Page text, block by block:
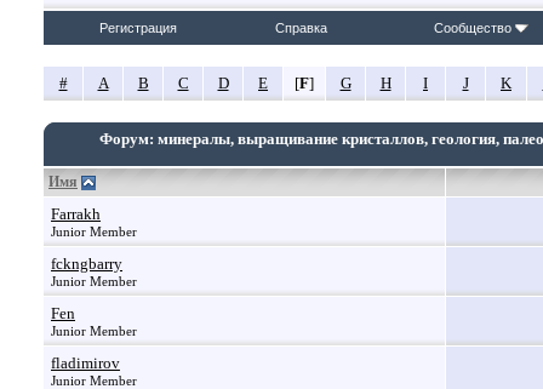
Регистрация Справка Сообщество
# A B C D E [F] G H I J K
Форум: минералы, выращивание кристаллов, геология,
Имя
Farrakh
Junior Member
fckngbarry
Junior Member
Fen
Junior Member
fladimirov
Junior Member